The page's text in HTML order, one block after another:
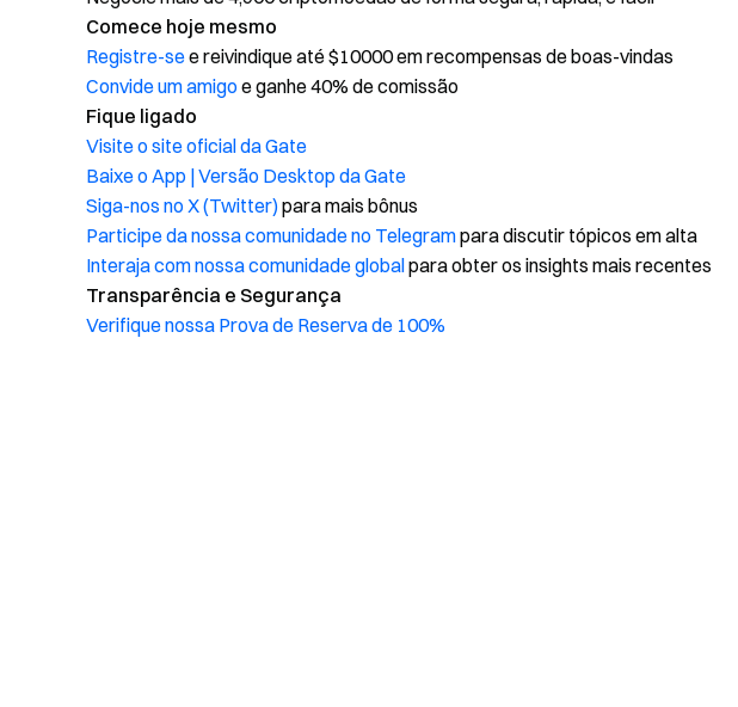
Comece hoje mesmo
Registre-see reivindique até $10000 em recompensas de boas-vindas
Convide um amigo e ganhe 40% de comissão
Fique ligado
Visite o site oficial da Gate
Baixe o App | Versão Desktop da Gate
Siga-nos no X (Twitter)para mais bônus
Participe da nossa comunidade no Telegrampara discutir tópicos em alta
Interaja com nossa comunidade globalpara obter os insights mais recentes
Transparência e Segurança
Verifique nossa Prova de Reserva de 100%